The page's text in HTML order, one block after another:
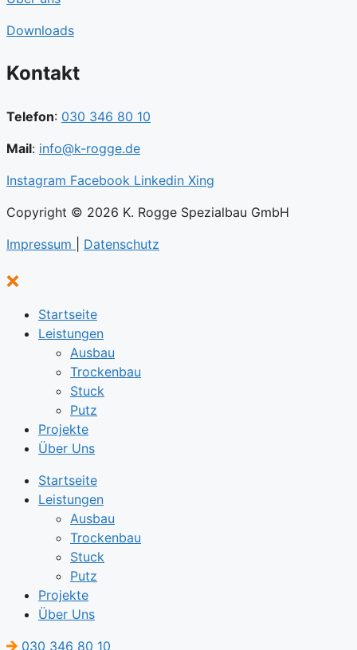
Downloads
Kontakt
Telefon: 030 346 80 10
Mail: info@k-rogge.de
Instagram Facebook Linkedin Xing
Copyright © 2026 K. Rogge Spezialbau GmbH
Impressum
Datenschutz
Startseite
Leistungen
Ausbau
Trockenbau
Stuck
Putz
Projekte
Über Uns
Startseite
Leistungen
Ausbau
Trockenbau
Stuck
Putz
Projekte
Über Uns
030 346 80 10